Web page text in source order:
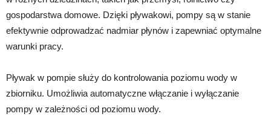
gospodarstwa domowe. Dzięki pływakowi, pompy są w stanie
efektywnie odprowadzać nadmiar płynów i zapewniać optymalne
warunki pracy.
Pływak w pompie służy do kontrolowania poziomu wody w
zbiorniku. Umożliwia automatyczne włączanie i wyłączanie
pompy w zależności od poziomu wody.